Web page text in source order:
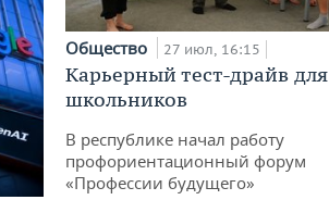
Общество 27 июл, 16:15
Карьерный тест-драйв для
школьников
В республике начал работу
профориентационный форум
«Профессии будущего»